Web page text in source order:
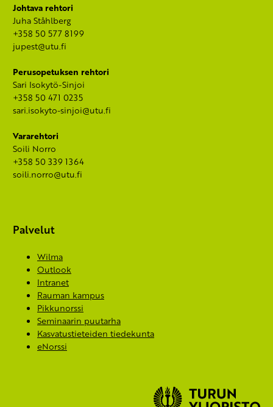
Johtava rehtori
Juha Ståhlberg
+358 50 577 8199
jupest@utu.fi
Perusopetuksen rehtori
Sari Isokytö-Sinjoi
+358 50 471 0235
sari.isokyto-sinjoi@utu.fi
Vararehtori
Soili Norro
+358 50 339 1364
soili.norro@utu.fi
Palvelut
Wilma
Outlook
Intranet
Rauman kampus
Pikkunorssi
Seminaarin puutarha
Kasvatustieteiden tiedekunta
eNorssi